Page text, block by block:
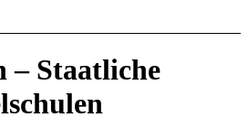
– Staatliche